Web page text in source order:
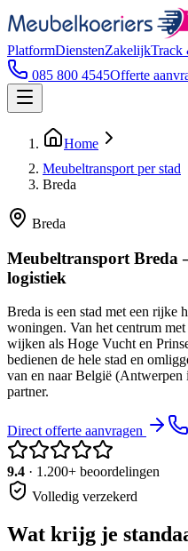
PlatformDienstenZakelijkTrack
085 800 4545Offerte
Home
Meubeltransport per stad
Breda
Breda
Meubeltransport Breda
logistiek
Breda is een stad met een rijke
woningen. Van het centrum
wijken als Hoge Vucht en
bedienen de hele stad en
van en naar België
partner.
Direct offerte aanvragen
9.4 · 1.200+ beoordelingen
Volledig verzekerd
Wat krijg je